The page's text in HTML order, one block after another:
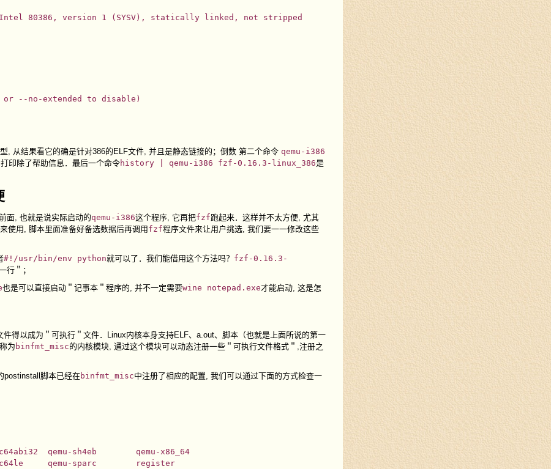
80386, version 1 (SYSV), statically linked, not stripped
--no-extended to disable)
, 从结果看它的确是针对386的ELF文件, 并且是静态链接的；倒数 第二个命令 qemu-i386
印除了帮助信息．最后一个命令history | qemu-i386 fzf-0.16.3-linux_386是
面, 也就是说实际启动的qemu-i386这个程序, 它再把fzf跑起来．这样并不太方便, 尤其
使用, 脚本里面准备好备选数据后再调用 fzf程序文件来让用户挑选, 我们要一一修改这些
#!/usr/bin/env python就可以了．我们能借用这个方法吗？ fzf-0.16.3-
行＂；
也是可以直接启动＂记事本＂程序的, 并不一定需要wine notepad.exe才能启动, 这是怎
得以成为＂可执行＂文件．Linux内核本身支持ELF、a.out、脚本（也就是上面所说的第一
为 binfmt_misc的内核模块, 通过这个模块可以动态注册一些＂可执行文件格式＂,注册之
postinstall脚本已经在binfmt_misc中注册了相应的配置, 我们可以通过下面的方式检查一
qemu-sh4eb        qemu-x86_64
qemu-sparc        register